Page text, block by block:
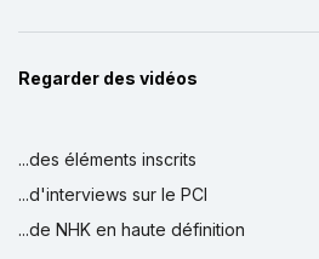
Regarder des vidéos
...des éléments inscrits
...d'interviews sur le PCI
...de NHK en haute définition